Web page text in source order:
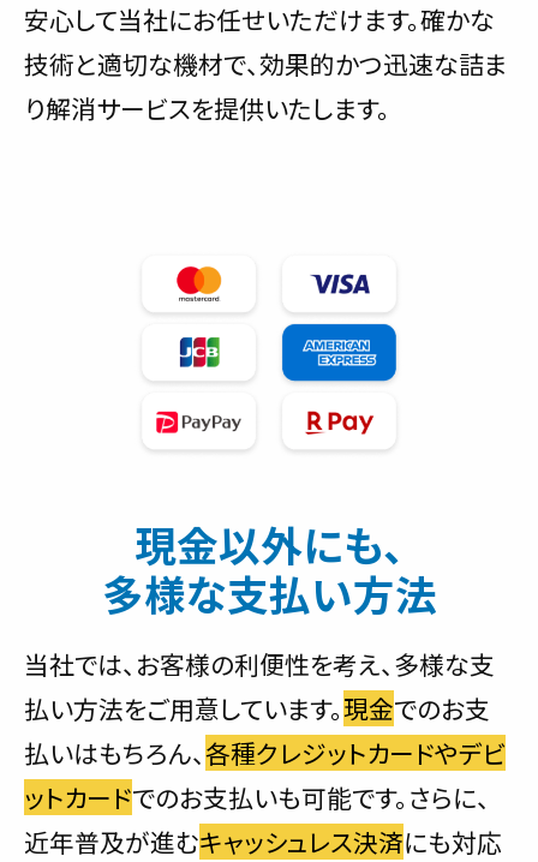
安心して当社にお任せいただけます。確かな
技術と適切な機材で、効果的かつ迅速な詰ま
り解消サービスを提供いたします。
現金以外にも、
多様な支払い方法
当社では、お客様の利便性を考え、多様な支
払い方法をご用意しています。現金でのお支
払いはもちろん、各種クレジットカードやデビ
ットカードでのお支払いも可能です。さらに、
近年普及が進むキャッシュレス決済にも対応